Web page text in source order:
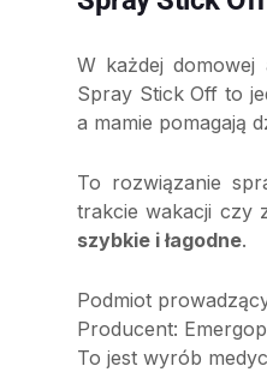
W każdej domowej
Spray Stick Off to
a mamie pomagają
To rozwiązanie
trakcie wakacji czy
szybkie i łagodne.
Podmiot
Producent:
To jest wyrób